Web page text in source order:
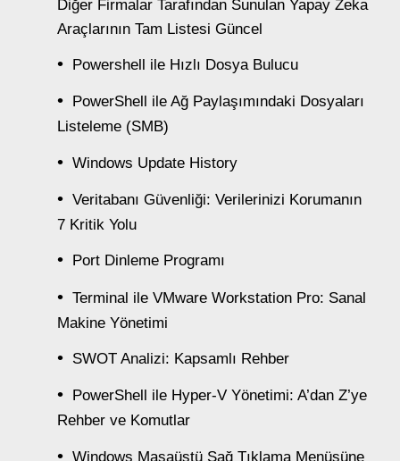
Diğer Firmalar Tarafından Sunulan Yapay Zeka
Araçlarının Tam Listesi Güncel
Powershell ile Hızlı Dosya Bulucu
PowerShell ile Ağ Paylaşımındaki Dosyaları
Listeleme (SMB)
Windows Update History
Veritabanı Güvenliği: Verilerinizi Korumanın
7 Kritik Yolu
Port Dinleme Programı
Terminal ile VMware Workstation Pro: Sanal
Makine Yönetimi
SWOT Analizi: Kapsamlı Rehber
PowerShell ile Hyper-V Yönetimi: A’dan Z’ye
Rehber ve Komutlar
Windows Masaüstü Sağ Tıklama Menüsüne